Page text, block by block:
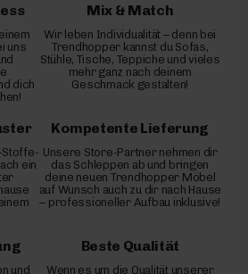
uns
dich
Mix & Match
Wir leben Individualität – denn bei
Trendhopper kannst du Sofas,
Stühle, Tische, Teppiche und vieles
mehr ganz nach deinem
Geschmack gestalten!
Stoffe-
ein
Kompetente Lieferung
Unsere Store-Partner nehmen dir
das Schleppen ab und bringen
deine neuen Trendhopper Möbel
auf Wunsch auch zu dir nach Hause
– professioneller Aufbau inklusive!
und
Beste Qualität
Wenn es um die Qualität unserer